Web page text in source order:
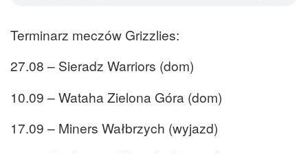
Terminarz meczów Grizzlies:
27.08 – Sieradz Warriors (dom)
10.09 – Wataha Zielona Góra (dom)
17.09 – Miners Wałbrzych (wyjazd)